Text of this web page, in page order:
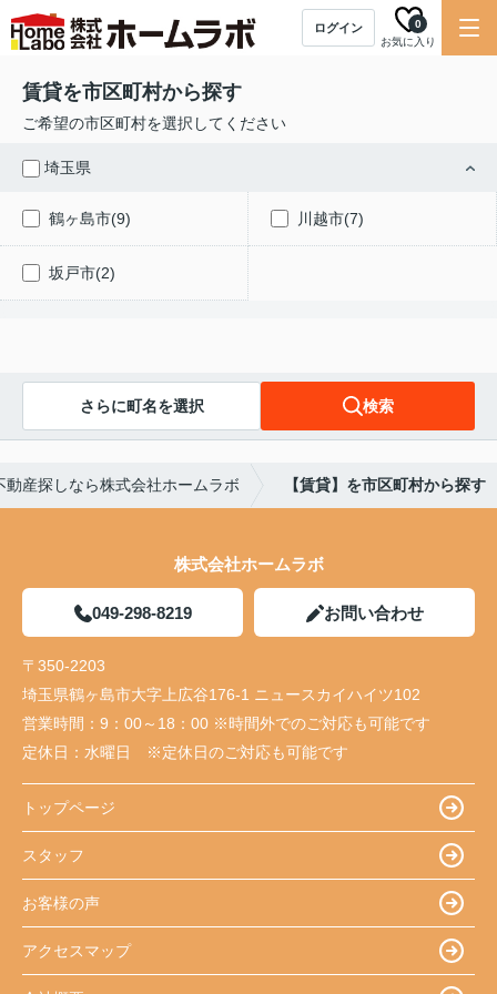
ログイン
お気に入り
0
賃貸を市区町村から探す
ご希望の市区町村を選択してください
埼玉県
鶴ヶ島市(9) 川越市(7)
坂戸市(2)
さらに町名を選択 検索
動産探しなら株式会社ホームラボ 【賃貸】を市区町村から探す
株式会社ホームラボ
049-298-8219 お問い合わせ
〒350-2203
埼玉県鶴ヶ島市大字上広谷176-1 ニュースカイハイツ102
営業時間： 9：00～18：00 ※時間外でのご対応も可能です
定休日： 水曜日 ※定休日のご対応も可能です
トップページ
スタッフ
お客様の声
アクセスマップ